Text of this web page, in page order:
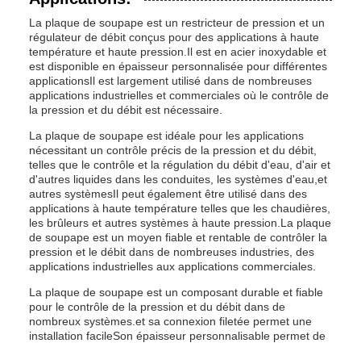
La plaque de soupape est un restricteur de pression et un
régulateur de débit conçus pour des applications à haute
température et haute pression.Il est en acier inoxydable et
est disponible en épaisseur personnalisée pour différentes
applicationsIl est largement utilisé dans de nombreuses
applications industrielles et commerciales où le contrôle de
la pression et du débit est nécessaire.
La plaque de soupape est idéale pour les applications
nécessitant un contrôle précis de la pression et du débit,
telles que le contrôle et la régulation du débit d'eau, d'air et
d'autres liquides dans les conduites, les systèmes d'eau,et
autres systèmesIl peut également être utilisé dans des
applications à haute température telles que les chaudières,
les brûleurs et autres systèmes à haute pression.La plaque
de soupape est un moyen fiable et rentable de contrôler la
pression et le débit dans de nombreuses industries, des
applications industrielles aux applications commerciales.
La plaque de soupape est un composant durable et fiable
pour le contrôle de la pression et du débit dans de
nombreux systèmes.et sa connexion filetée permet une
installation facileSon épaisseur personnalisable permet de